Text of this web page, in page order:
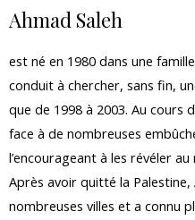
Ahmad Saleh
est né en 1980 dans une
conduit à chercher, sans fin,
que de 1998 à 2003. Au cours
face à de nombreuses
l’encourageant à les révéler
Après avoir quitté la Palestine,
nombreuses villes et a connu